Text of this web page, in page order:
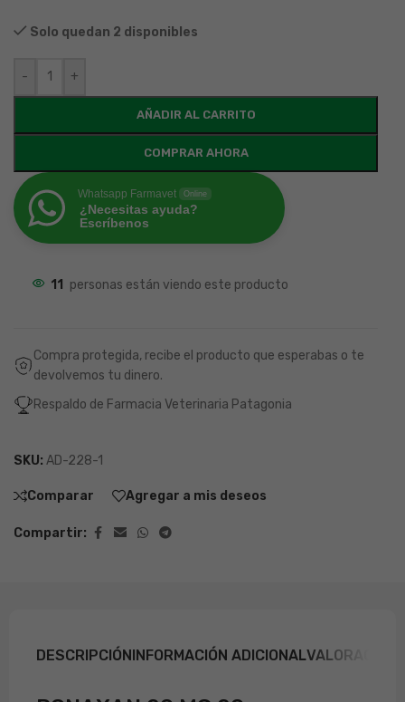
Solo quedan 2 disponibles
- +
AÑADIR AL CARRITO
COMPRAR AHORA
Whatsapp Farmavet Online
¿Necesitas ayuda?
Escríbenos
11 personas están viendo este producto
Compra protegida, recibe el producto que esperabas o te
devolvemos tu dinero.
Respaldo de Farmacia Veterinaria Patagonia
SKU: AD-228-1
Comparar Agregar a mis deseos
Compartir:
DESCRIPCIÓNINFORMACIÓN ADICIONAL